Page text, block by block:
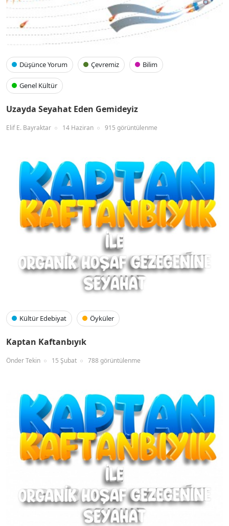
Düşünce Yorum Çevremiz Bilim
Genel Kültür
Uzayda Seyahat Eden Gemideyiz
Elif E. Bayraktar 14 Haziran 915 görüntülenme
Kültür Edebiyat Öyküler
Kaptan Kaftanbıyık
Önder Tekin 15 Şubat 788 görüntülenme